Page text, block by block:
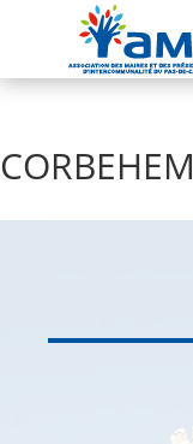
CORBEHEM